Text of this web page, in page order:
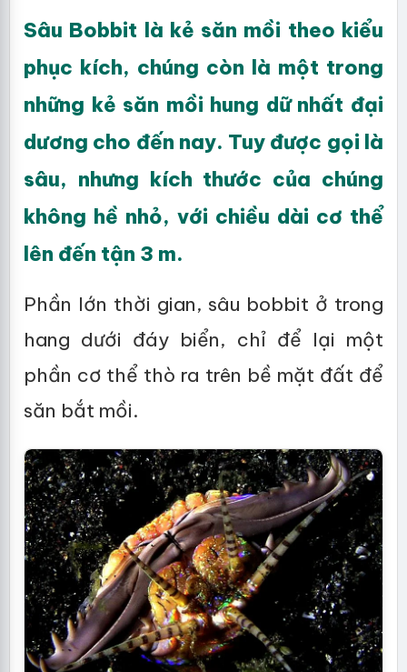
Sâu Bobbit là kẻ săn mồi theo kiểu
phục kích, chúng còn là một trong
những kẻ săn mồi hung dữ nhất đại
dương cho đến nay. Tuy được gọi là
sâu, nhưng kích thước của chúng
không hề nhỏ, với chiều dài cơ thể
lên đến tận 3 m.
Phần lớn thời gian, sâu bobbit ở trong
hang dưới đáy biển, chỉ để lại một
phần cơ thể thò ra trên bề mặt đất để
săn bắt mồi.